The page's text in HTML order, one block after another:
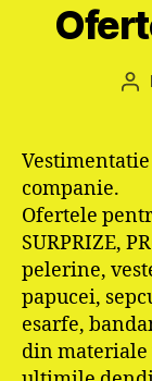
companie.
Ofertele
SURPRIZE,
pelerine,
papucei,
esarfe,
din materiale